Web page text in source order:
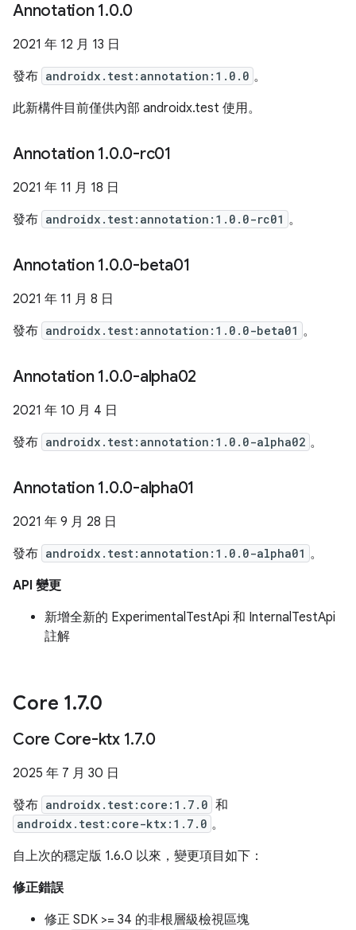
Annotation 1.0.0
2021 年 12 月 13 日
發布 androidx.test:annotation:1.0.0 。
此新構件目前僅供內部 androidx.test 使用。
Annotation 1.0.0-rc01
2021 年 11 月 18 日
發布 androidx.test:annotation:1.0.0-rc01 。
Annotation 1.0.0-beta01
2021 年 11 月 8 日
發布 androidx.test:annotation:1.0.0-beta01 。
Annotation 1.0.0-alpha02
2021 年 10 月 4 日
發布 androidx.test:annotation:1.0.0-alpha02 。
Annotation 1.0.0-alpha01
2021 年 9 月 28 日
發布 androidx.test:annotation:1.0.0-alpha01 。
API 變更
新增全新的 ExperimentalTestApi 和 InternalTestApi
註解
Core 1.7.0
Core Core-ktx 1.7.0
2025 年 7 月 30 日
發布 androidx.test:core:1.7.0 和
androidx.test:core-ktx:1.7.0 。
自上次的穩定版 1.6.0 以來，變更項目如下：
修正錯誤
修正 SDK >= 34 的非根層級檢視區塊